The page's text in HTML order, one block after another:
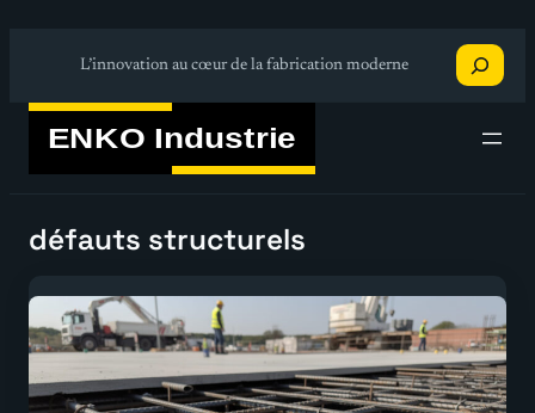
L’innovation au cœur de la fabrication moderne
Recherche
défauts structurels